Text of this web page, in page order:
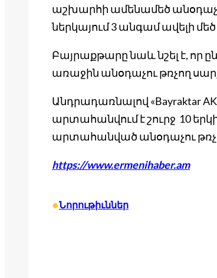
աշխարհի ամենամեծ
ներկայում 3 անգամ ավելի մեծ
Բայրաքթարը նաև նշել է, որ
առաջին անօդաչու թռչող
Անդրադառնալով «Bayraktar
արտահանվում է շուրջ 10
արտահանված անօդաչու
https://www.ermenihaber.am
•Նորութիւններ